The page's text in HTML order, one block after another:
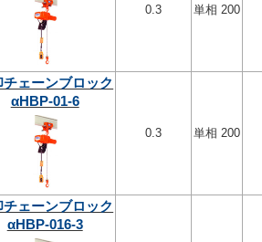
0.3 単相 200
チェーンブロック
αHBP-01-6
0.3 単相 200
チェーンブロック
αHBP-016-3